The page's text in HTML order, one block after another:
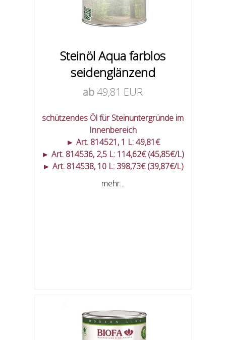
Steinöl Aqua farblos
seidenglänzend
ab 49,81 EUR
schützendes Öl für Steinuntergründe im
Innenbereich
► Art. 814521, 1 L: 49,81€
► Art. 814536, 2,5 L: 114,62€ (45,85€/L)
► Art. 814538, 10 L: 398,73€ (39,87€/L)
mehr...